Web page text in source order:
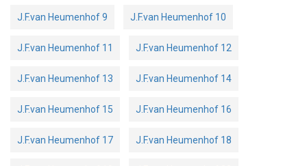
J.F.van Heumenhof 9 J.F.van Heumenhof 10
J.F.van Heumenhof 11 J.F.van Heumenhof 12
J.F.van Heumenhof 13 J.F.van Heumenhof 14
J.F.van Heumenhof 15 J.F.van Heumenhof 16
J.F.van Heumenhof 17 J.F.van Heumenhof 18